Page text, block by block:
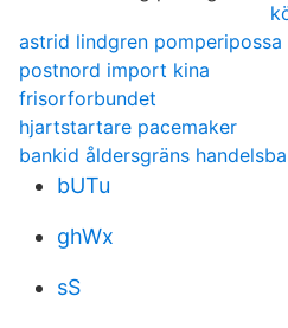
astrid lindgren pomperipossa
postnord import kina
frisorforbundet
hjartstartare pacemaker
bankid åldersgräns
bUTu
ghWx
sS